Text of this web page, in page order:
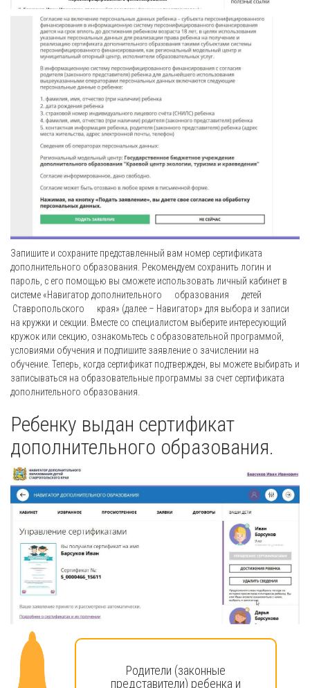
Запишите и сохраните представленный вам номер сертификата
дополнительного образования. Рекомендуем сохранить логин и
пароль, с его помощью вы сможете использовать личный кабинет в
системе «Навигатор дополнительного образования детей
Ставропольского края» (далее – Навигатор» для выбора и записи
на кружки и секции. Вместе со специалистом выберите интересующий
кружок или секцию, ознакомьтесь с образовательной программой,
условиями обучения и подпишите заявление о зачислении на
обучение. Теперь, когда сертификат подтвержден, вы можете выбирать и
записываться на образовательные программы за счет сертификата
дополнительного образования.
Ребенку выдан сертификат
дополнительного образования.
Родители (законные
представители) ребенка и